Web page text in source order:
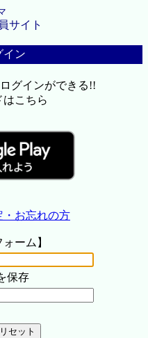
サイト
イン
グインができる!!
はこちら
・お忘れの方
ーム】
保存